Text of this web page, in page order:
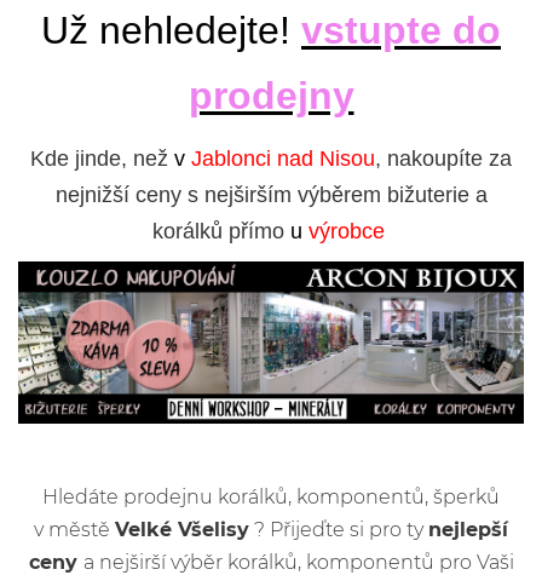
Už nehledejte! vstupte do
prodejny
Kde jinde, než v Jablonci nad Nisou, nakoupíte za
nejnižší ceny s nejširším výběrem bižuterie a
korálků přímo u výrobce
Hledáte prodejnu korálků, komponentů, šperků
v městě Velké Všelisy ? Přijeďte si pro ty nejlepší
ceny a nejširší výběr korálků, komponentů pro Vaši